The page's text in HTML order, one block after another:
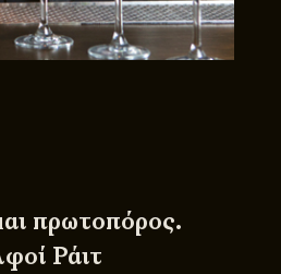
πρωτοπόρος.
Ράιτ